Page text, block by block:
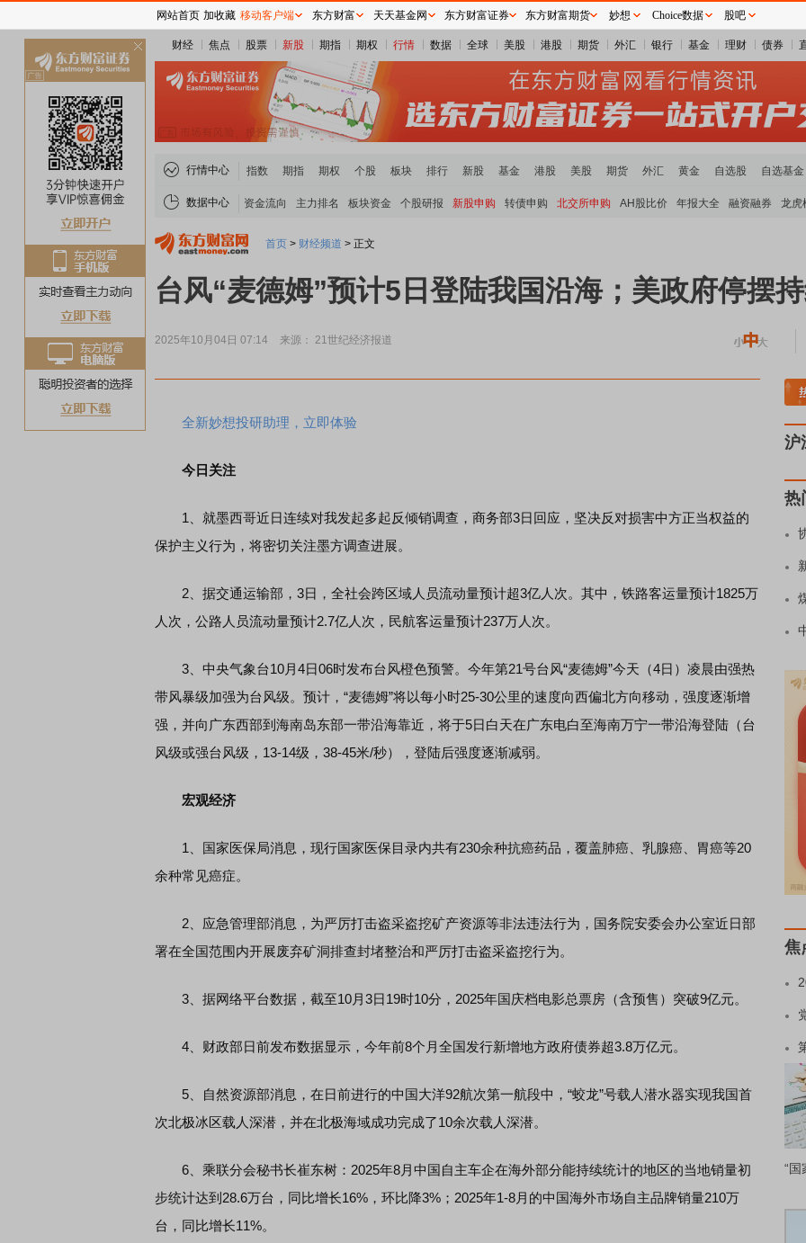
财经 焦点 股票 新股 期指 期权 行情 数据 全球 美股 港股 期货 外汇 银行 基金 理财 债券
行情中心 指数 期指 期权 个股 板块 排行 新股 基金 港股 美股 期货 外汇 黄金 自选股 自选基金
数据中心 资金流向 主力排名 板块资金 个股研报 新股申购 转债申购 北交所申购 AH股比价 年报大全 融资融券 龙虎
首页 > 财经频道 > 正文
台风“麦德姆”预计5日登陆我国沿海；美政府停摆
2025年10月04日 07:14 来源： 21世纪经济报道
全新妙想投研助理，立即体验
今日关注
1、就墨西哥近日连续对我发起多起反倾销调查，商务部3日回应，坚决反对损害中方正当权益的
保护主义行为，将密切关注墨方调查进展。
2、据交通运输部，3日，全社会跨区域人员流动量预计超3亿人次。其中，铁路客运量预计1825万
人次，公路人员流动量预计2.7亿人次，民航客运量预计237万人次。
3、中央气象台10月4日06时发布台风橙色预警。今年第21号台风“麦德姆”今天（4日）凌晨由强热
带风暴级加强为台风级。预计，“麦德姆”将以每小时25-30公里的速度向西偏北方向移动，强度逐渐增
强，并向广东西部到海南岛东部一带沿海靠近，将于5日白天在广东电白至海南万宁一带沿海登陆（台
风级或强台风级，13-14级，38-45米/秒），登陆后强度逐渐减弱。
宏观经济
1、国家医保局消息，现行国家医保目录内共有230余种抗癌药品，覆盖肺癌、乳腺癌、胃癌等20
余种常见癌症。
2、应急管理部消息，为严厉打击盗采盗挖矿产资源等非法违法行为，国务院安委会办公室近日部
署在全国范围内开展废弃矿洞排查封堵整治和严厉打击盗采盗挖行为。
3、据网络平台数据，截至10月3日19时10分，2025年国庆档电影总票房（含预售）突破9亿元。
4、财政部日前发布数据显示，今年前8个月全国发行新增地方政府债券超3.8万亿元。
5、自然资源部消息，在日前进行的中国大洋92航次第一航段中，“蛟龙”号载人潜水器实现我国首
次北极冰区载人深潜，并在北极海域成功完成了10余次载人深潜。
6、乘联分会秘书长崔东树：2025年8月中国自主车企在海外部分能持续统计的地区的当地销量初
步统计达到28.6万台，同比增长16%，环比降3%；2025年1-8月的中国海外市场自主品牌销量210万
台，同比增长11%。
贵金属板块
沪
热
焦
“国
网站首页 加收藏 移动客户端 东方财富 天天基金网 东方财富证券 东方财富期货 妙想 Choice数据 股吧
关